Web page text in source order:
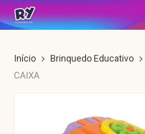
Skip
to
content
Início Brinquedo Educativo
CAIXA